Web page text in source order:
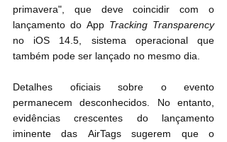
primavera", que deve coincidir com o
lançamento do App Tracking Transparency
no iOS 14.5, sistema operacional que
também pode ser lançado no mesmo dia.
Detalhes oficiais sobre o evento
permanecem desconhecidos. No entanto,
evidências crescentes do lançamento
iminente das ‌AirTags‌ sugerem que o